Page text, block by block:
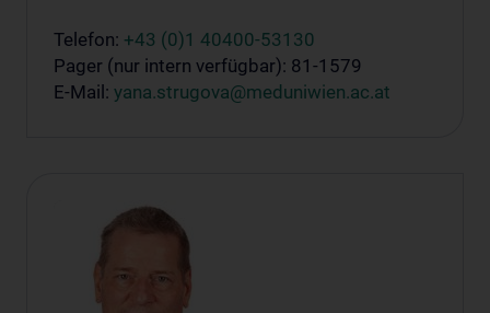
Telefon: +43 (0)1 40400-53130
Pager (nur intern verfügbar): 81-1579
E-Mail: yana.strugova@meduniwien.ac.at